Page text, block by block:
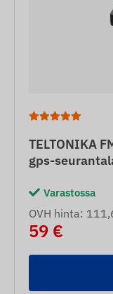
TELTONIKA
gps-
Varastossa
OVH hinta:
59 €